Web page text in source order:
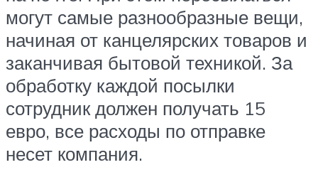
могут самые разнообразные вещи,
начиная от канцелярских товаров и
заканчивая бытовой техникой. За
обработку каждой посылки
сотрудник должен получать 15
евро, все расходы по отправке
несет компания.